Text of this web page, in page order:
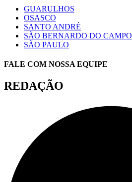
GUARULHOS
OSASCO
SANTO ANDRÉ
SÃO BERNARDO DO CAMPO
SÃO PAULO
FALE COM NOSSA EQUIPE
REDAÇÃO